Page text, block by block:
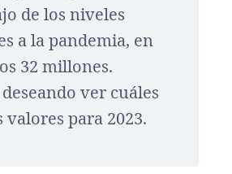
de los niveles
a la pandemia, en
32 millones.
ver cuáles
valores para 2023.